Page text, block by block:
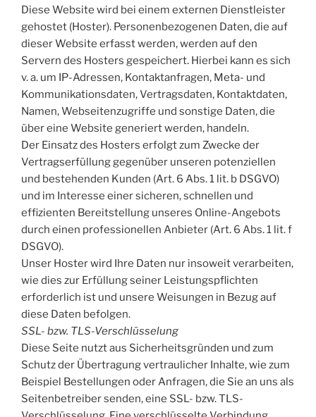
Diese Website wird bei einem externen Dienstleister
gehostet (Hoster). Personenbezogenen Daten, die auf
dieser Website erfasst werden, werden auf den
Servern des Hosters gespeichert. Hierbei kann es sich
v. a. um IP-Adressen, Kontaktanfragen, Meta- und
Kommunikationsdaten, Vertragsdaten, Kontaktdaten,
Namen, Webseitenzugriffe und sonstige Daten, die
über eine Website generiert werden, handeln.
Der Einsatz des Hosters erfolgt zum Zwecke der
Vertragserfüllung gegenüber unseren potenziellen
und bestehenden Kunden (Art. 6 Abs. 1 lit. b DSGVO)
und im Interesse einer sicheren, schnellen und
effizienten Bereitstellung unseres Online-Angebots
durch einen professionellen Anbieter (Art. 6 Abs. 1 lit. f
DSGVO).
Unser Hoster wird Ihre Daten nur insoweit verarbeiten,
wie dies zur Erfüllung seiner Leistungspflichten
erforderlich ist und unsere Weisungen in Bezug auf
diese Daten befolgen.
SSL- bzw. TLS-Verschlüsselung
Diese Seite nutzt aus Sicherheitsgründen und zum
Schutz der Übertragung vertraulicher Inhalte, wie zum
Beispiel Bestellungen oder Anfragen, die Sie an uns als
Seitenbetreiber senden, eine SSL- bzw. TLS-